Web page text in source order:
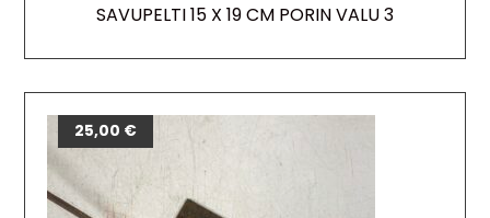
SAVUPELTI 15 X 19 CM PORIN VALU 3
25,00 €